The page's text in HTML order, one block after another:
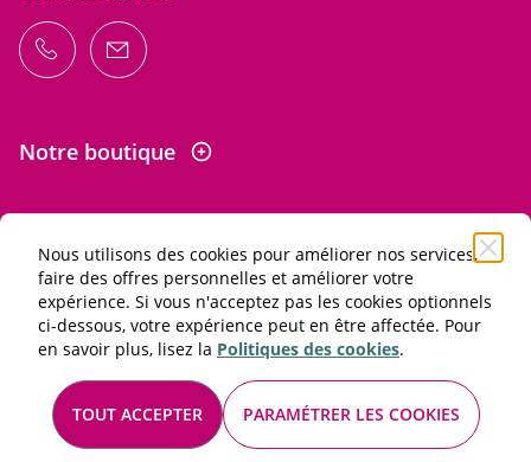
Nous utilisons des cookies pour améliorer nos services,
faire des offres personnelles et améliorer votre
expérience. Si vous n'acceptez pas les cookies optionnels
ci-dessous, votre expérience peut en être affectée. Pour
en savoir plus, lisez la Politiques des cookies.
TOUT ACCEPTER PARAMÉTRER LES COOKIES
Notre boutique
Informations
L'abus d'alcool est dangereux pour la santé. À consommer
avec modération.
Conditions générales de vente et d'utilisation
Mentions légales
© 2026 Les Passionnés du vin. Tous droits réservés